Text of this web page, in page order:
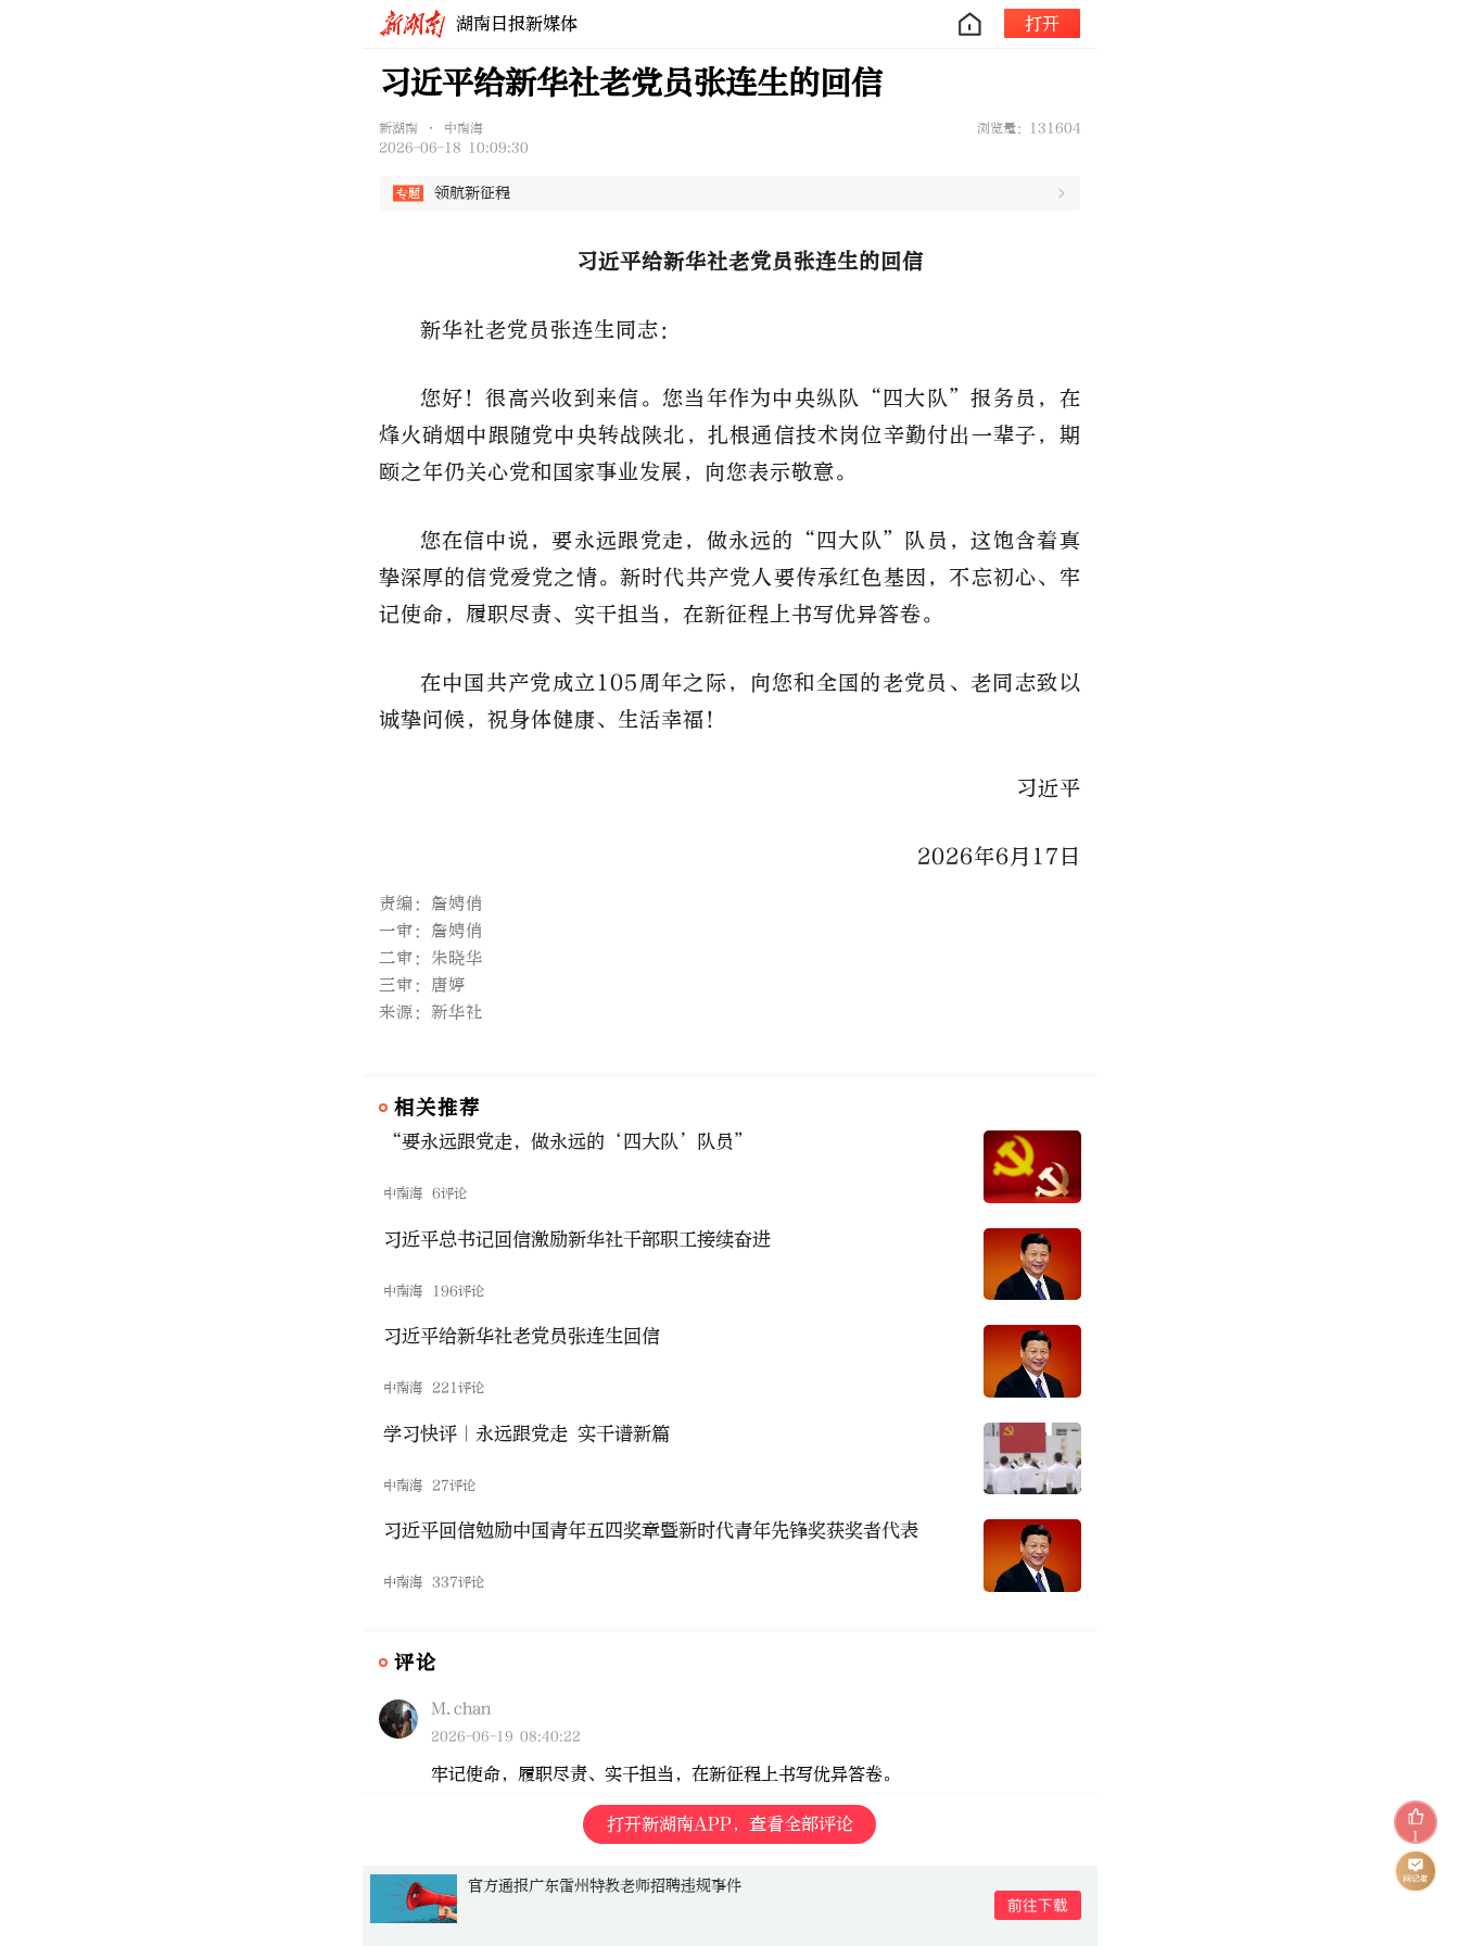
湖南日报新媒体 打开
习近平给新华社老党员张连生的回信
新湖南 • 中南海
浏览量：131604
2026-06-18 10:09:30
领航新征程
习近平给新华社老党员张连生的回信
新华社老党员张连生同志：
您好！很高兴收到来信。您当年作为中央纵队“四大队”报务员，在
烽火硝烟中跟随党中央转战陕北，扎根通信技术岗位辛勤付出一辈子，期
颐之年仍关心党和国家事业发展，向您表示敬意。
您在信中说，要永远跟党走，做永远的“四大队”队员，这饱含着真
挚深厚的信党爱党之情。新时代共产党人要传承红色基因，不忘初心、牢
记使命，履职尽责、实干担当，在新征程上书写优异答卷。
在中国共产党成立105周年之际，向您和全国的老党员、老同志致以
诚挚问候，祝身体健康、生活幸福！
习近平
2026年6月17日
责编：詹娉俏
一审：詹娉俏
二审：朱晓华
三审：唐婷
来源：新华社
相关推荐
“要永远跟党走，做永远的‘四大队’队员”
中南海 6评论
习近平总书记回信激励新华社干部职工接续奋进
中南海 196评论
习近平给新华社老党员张连生回信
中南海 221评论
学习快评｜永远跟党走 实干谱新篇
中南海 27评论
习近平回信勉励中国青年五四奖章暨新时代青年先锋奖获奖者代表
中南海 337评论
评论
M.chan
2026-06-19 08:40:22
牢记使命，履职尽责、实干担当，在新征程上书写优异答卷。
打开新湖南APP，查看全部评论
官方通报广东雷州特教老师招聘违规事件 河南“三支一扶”笔试成绩取消 将重
1